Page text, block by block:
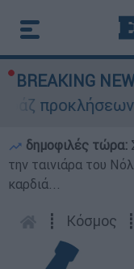
BREAKING
της
δημοφιλές τώρα:
την ταινιάρα του
καρδιά...
┋ Κόσμος